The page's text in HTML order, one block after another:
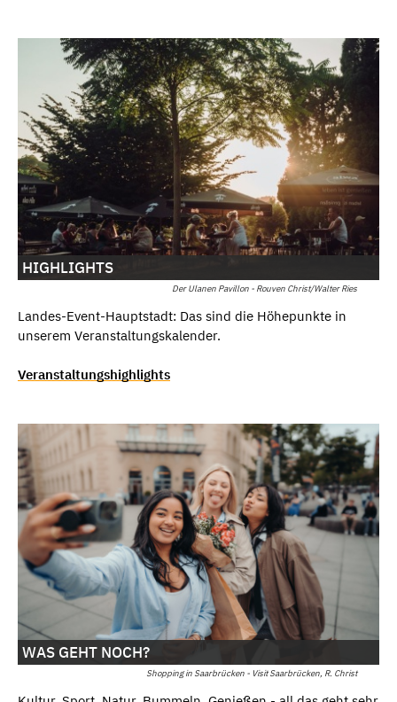
Der Ulanen Pavillon - Rouven Christ/Walter Ries
HIGHLIGHTS
Landes-Event-Hauptstadt: Das sind die Höhepunkte in
unserem Veranstaltungskalender.
Veranstaltungshighlights
Shopping in Saarbrücken - Visit Saarbrücken, R. Christ
WAS GEHT NOCH?